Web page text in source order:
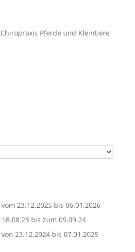
23.12.2025 bis 06.01.2026
bis zum 09.09.24
23.12.2024 bis 07.01.2025